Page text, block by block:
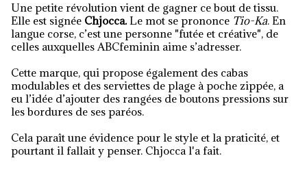
Une petite révolution vient de gagner ce bout de tissu.
Elle est signée Chjocca.Le mot se prononce Tio-Ka. En
langue corse, c’est une personne "futée et créative", de
celles auxquelles ABCfeminin aime s’adresser.
Cette marque, qui propose également des cabas
modulables et des serviettes de plage à poche zippée, a
eu l’idée d’ajouter des rangées de boutons pressions sur
les bordures de ses paréos.
Cela paraît une évidence pour le style et la praticité, et
pourtant il fallait y penser. Chjocca l'a fait.